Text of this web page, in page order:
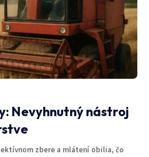
Nevyhnutný nástroj
zbere a mlátení obilia, čo